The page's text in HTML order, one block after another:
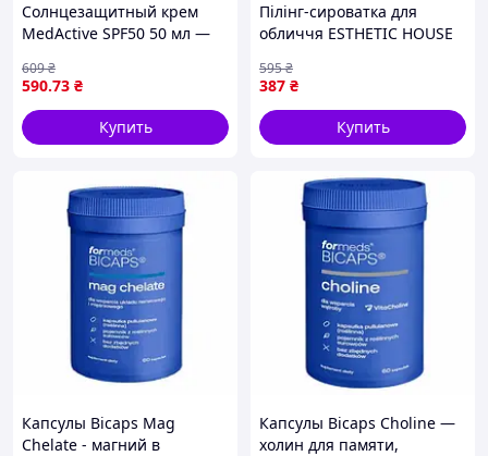
Солнцезащитный крем
MedActive SPF50 50 мл —
UVB лучей
590.73 ₴
609₴
Купить
Пілінг-сироватка для
обличчя ESTHETIC HOUSE
Serum, 100 мл
387 ₴
595₴
Купить
Капсулы Bicaps Mag
Chelate - магний в
Капсулы Bicaps Choline —
холин для памяти,